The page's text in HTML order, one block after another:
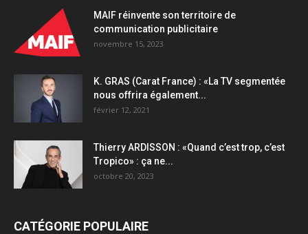
MAIF réinvente son territoire de
communication publicitaire
novembre 15, 2023
K. GRAS (Carat France) : «La TV segmentée
nous offrira également...
février 12, 2021
Thierry ARDISSON : «Quand c’est trop, c’est
Tropico» : ça ne...
octobre 20, 2023
CATÉGORIE POPULAIRE